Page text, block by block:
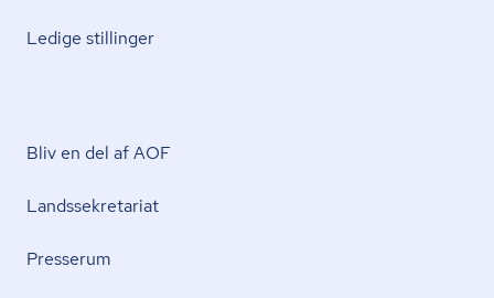
Ledige stillinger
Bliv en del af AOF
Lands­se­kre­ta­ri­at
Presserum